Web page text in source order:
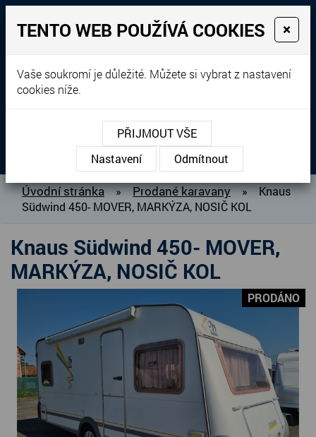
Prodej, dovoz, výkup a
pronájem karavanů
+420 604 760 364
MENU
O NÁS
BAZAR KARAVANŮ
PRODANÉ KARAVANY
PŮJČOVNA KARAVANŮ
SERVIS KARAVANŮ
KONTAKT
Úvodní stránka » Prodané karavany »
Knaus
Südwind 450- MOVER, MARKÝZA, NOSIČ KOL
Knaus Südwind 450- MOVER,
MARKÝZA, NOSIČ KOL
PRODÁNO
TENTO WEB POUŽÍVÁ COOKIES ×
Vaše soukromí je důležité. Můžete si vybrat z nastavení
cookies níže.
PŘIJMOUT VŠE
Nastavení
Odmítnout